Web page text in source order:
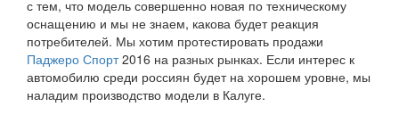
с тем, что модель совершенно новая по техническому
оснащению и мы не знаем, какова будет реакция
потребителей. Мы хотим протестировать продажи
Паджеро Спорт2016 на разных рынках. Если интерес к
автомобилю среди россиян будет на хорошем уровне, мы
наладим производство модели в Калуге.